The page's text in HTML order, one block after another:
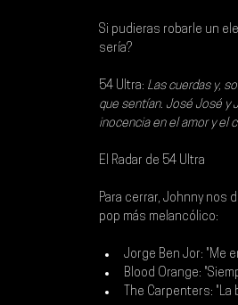
Si pudieras robarle un
sería?
54 Ultra: Las cuerdas y,
que sentían. José José y
inocencia en el amor y el
El Radar de 54 Ultra
Para cerrar, Johnny nos
pop más melancólico:
Jorge Ben Jor: "Me
Blood Orange:
The Carpenters: